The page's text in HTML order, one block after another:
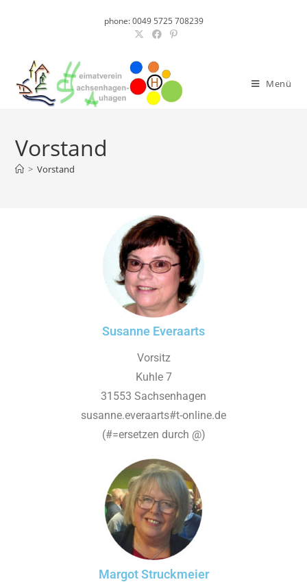
phone: 0049 5725 708239
Menü
Vorstand
> Vorstand
Susanne Everaarts
Vorsitz
Kuhle 7
31553 Sachsenhagen
susanne.everaarts#t-online.de
(#=ersetzen durch @)
Margot Struckmeier